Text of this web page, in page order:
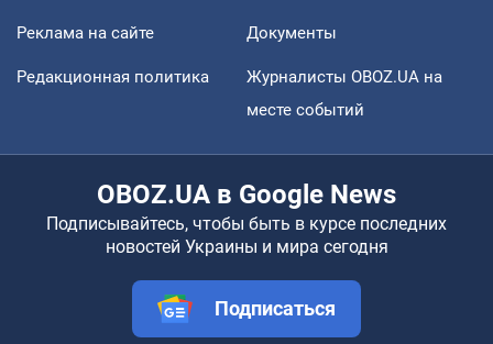
Реклама на сайте Документы
Редакционная политика
Журналисты OBOZ.UA на
месте событий
OBOZ.UA в Google News
Подписывайтесь, чтобы быть в курсе последних
новостей Украины и мира сегодня
Подписаться